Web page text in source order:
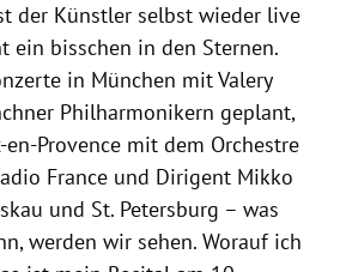
der Künstler selbst wieder live
ein bisschen in den Sternen.
in München mit Valery
Philharmonikern geplant,
Provence mit dem Orchestre
France und Dirigent Mikko
und St. Petersburg – was
werden wir sehen. Worauf ich